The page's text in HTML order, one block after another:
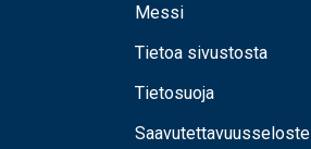
Messi
Tietoa sivustosta
Tietosuoja
Saavutettavuusseloste